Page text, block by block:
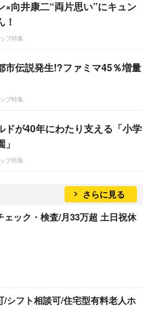
×向井康二“両片思い”にキュン
！
プ特集
市伝説発生!?ファミマ45％増量
プ特集
ドが40年にわたり支える「小学
プ特集
さらに見る
ック・検査/月33万超 土日祝休
/シフト相談可/住宅型有料老人ホ